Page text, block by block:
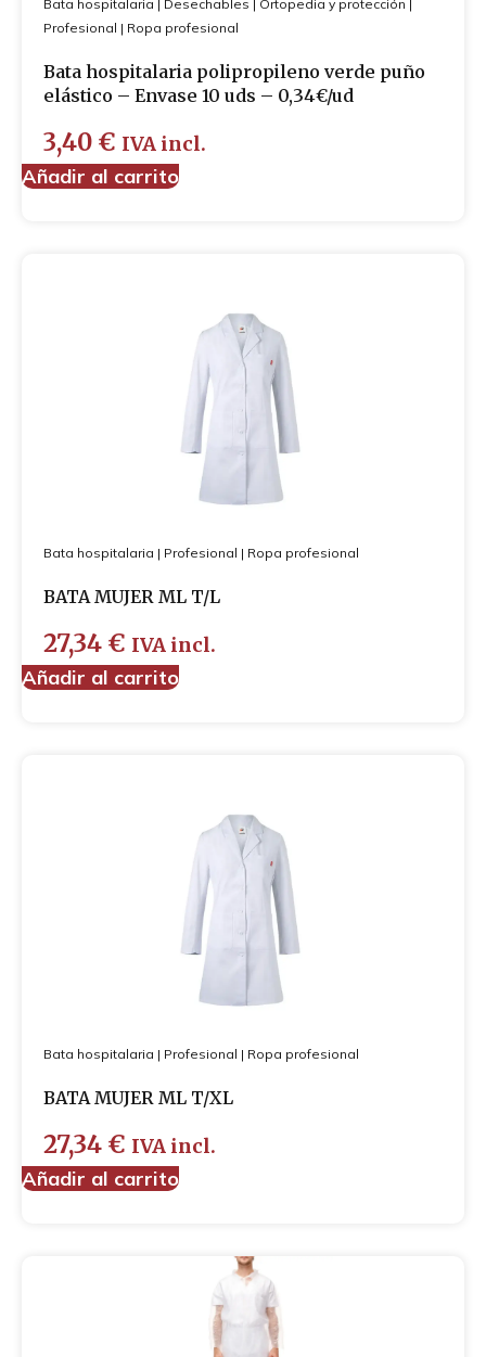
Bata hospitalaria Desechables Ortopedia y protección
Profesional | Ropa profesional
Bata hospitalaria polipropileno verde puño
elástico – Envase 10 uds – 0,34€/ud
3,40 € IVA incl.
Añadir al carrito
Bata hospitalaria | Profesional | Ropa profesional
BATA MUJER ML T/L
27,34 € IVA incl.
Añadir al carrito
Bata hospitalaria | Profesional | Ropa profesional
BATA MUJER ML T/XL
27,34 € IVA incl.
Añadir al carrito